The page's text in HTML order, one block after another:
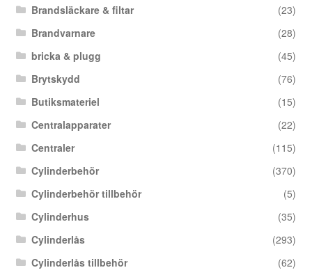
Brandsläckare & filtar
(23)
Brandvarnare
(28)
bricka & plugg
(45)
Brytskydd
(76)
Butiksmateriel
(15)
Centralapparater
(22)
Centraler
(115)
Cylinderbehör
(370)
Cylinderbehör tillbehör
(5)
Cylinderhus
(35)
Cylinderlås
(293)
Cylinderlås tillbehör
(62)